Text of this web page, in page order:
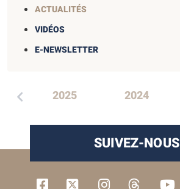
ACTUALITÉS
VIDÉOS
E-NEWSLETTER
2025 2024
SUIVEZ-NOUS